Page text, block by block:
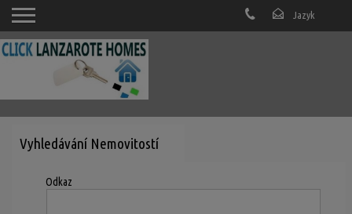
Vyhledávání Nemovitostí
Odkaz